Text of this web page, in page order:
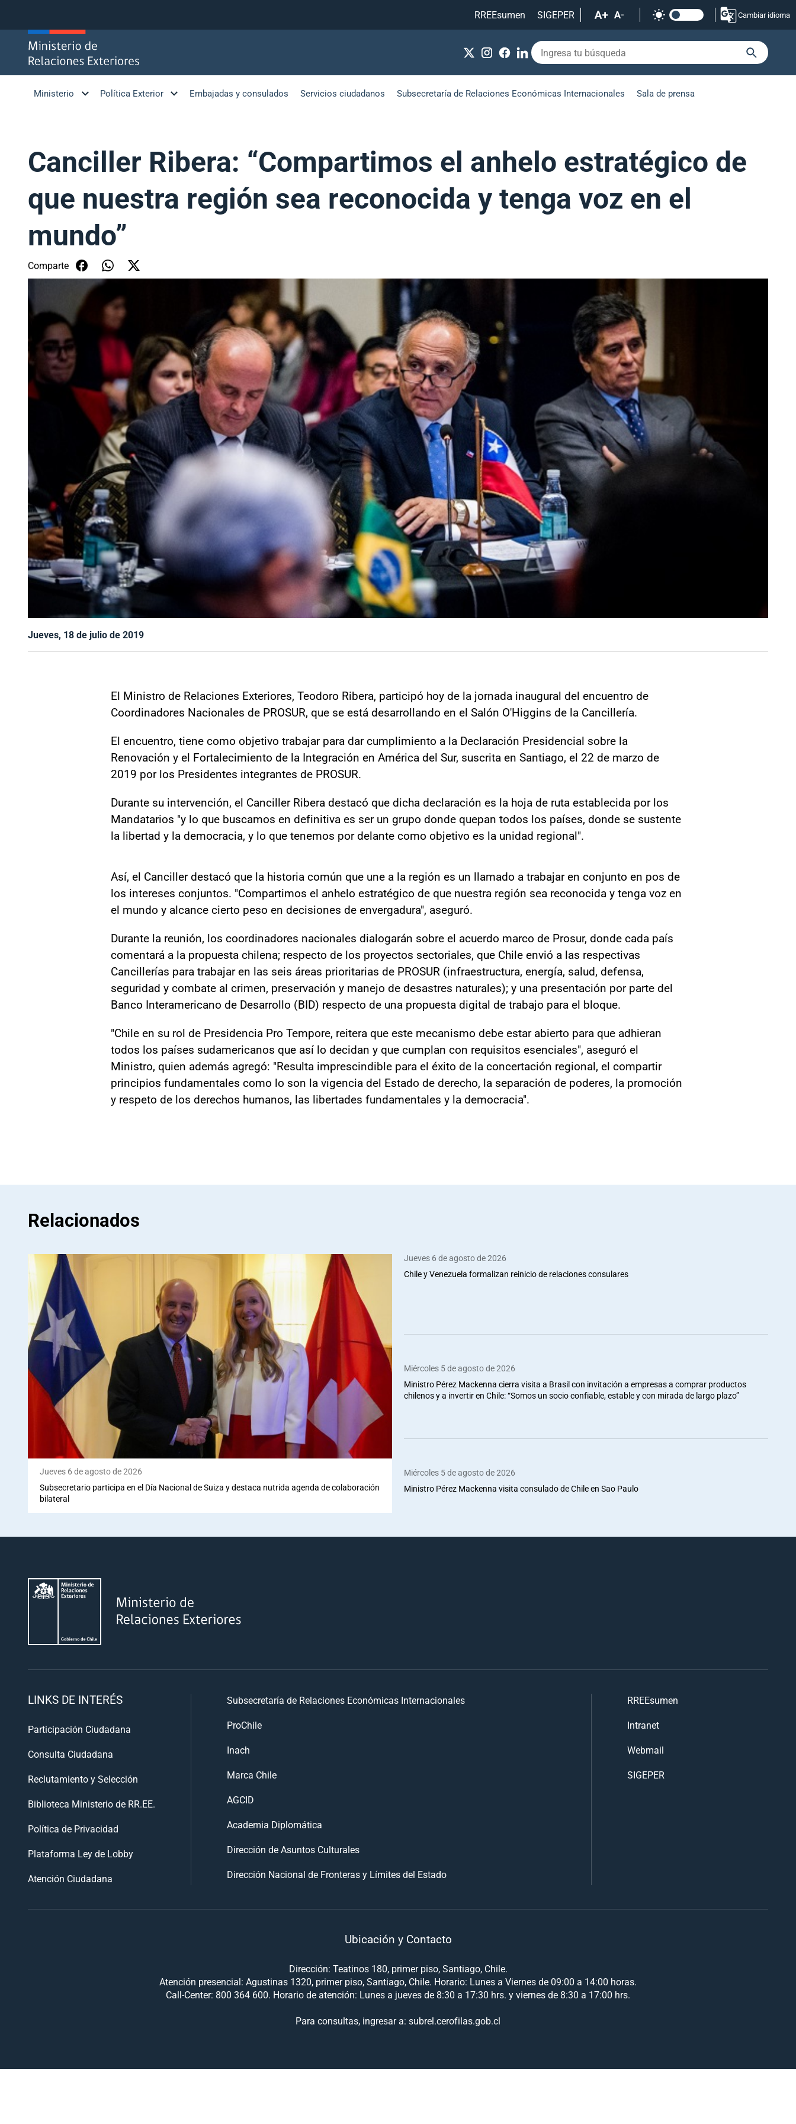
RREEsumen
SIGEPER Cambiar idioma
Ministerio Política Exterior Embajadas y consulados Servicios ciudadanos Subsecretaría de Relaciones Económicas Internacionales Sala de prensa
Canciller Ribera: “Compartimos el anhelo estratégico de
que nuestra región sea reconocida y tenga voz en el
mundo”
Comparte
Jueves, 18 de julio de 2019
El Ministro de Relaciones Exteriores, Teodoro Ribera, participó hoy de la jornada inaugural del encuentro de
Coordinadores Nacionales de PROSUR, que se está desarrollando en el Salón O'Higgins de la Cancillería.
El encuentro, tiene como objetivo trabajar para dar cumplimiento a la Declaración Presidencial sobre la
Renovación y el Fortalecimiento de la Integración en América del Sur, suscrita en Santiago, el 22 de marzo de
2019 por los Presidentes integrantes de PROSUR.
Durante su intervención, el Canciller Ribera destacó que dicha declaración es la hoja de ruta establecida por los
Mandatarios "y lo que buscamos en definitiva es ser un grupo donde quepan todos los países, donde se sustente
la libertad y la democracia, y lo que tenemos por delante como objetivo es la unidad regional".
Así, el Canciller destacó que la historia común que une a la región es un llamado a trabajar en conjunto en pos de
los intereses conjuntos. "Compartimos el anhelo estratégico de que nuestra región sea reconocida y tenga voz en
el mundo y alcance cierto peso en decisiones de envergadura", aseguró.
Durante la reunión, los coordinadores nacionales dialogarán sobre el acuerdo marco de Prosur, donde cada país
comentará a la propuesta chilena; respecto de los proyectos sectoriales, que Chile envió a las respectivas
Cancillerías para trabajar en las seis áreas prioritarias de PROSUR (infraestructura, energía, salud, defensa,
seguridad y combate al crimen, preservación y manejo de desastres naturales); y una presentación por parte del
Banco Interamericano de Desarrollo (BID) respecto de una propuesta digital de trabajo para el bloque.
"Chile en su rol de Presidencia Pro Tempore, reitera que este mecanismo debe estar abierto para que adhieran
todos los países sudamericanos que así lo decidan y que cumplan con requisitos esenciales", aseguró el
Ministro, quien además agregó: "Resulta imprescindible para el éxito de la concertación regional, el compartir
principios fundamentales como lo son la vigencia del Estado de derecho, la separación de poderes, la promoción
y respeto de los derechos humanos, las libertades fundamentales y la democracia".
Relacionados
Jueves 6 de agosto de 2026
Subsecretario participa en el Día Nacional de Suiza y destaca nutrida agenda de colaboración
bilateral
Jueves 6 de agosto de 2026
Chile y Venezuela formalizan reinicio de relaciones consulares
Miércoles 5 de agosto de 2026
Ministro Pérez Mackenna cierra visita a Brasil con invitación a empresas a comprar productos
chilenos y a invertir en Chile: “Somos un socio confiable, estable y con mirada de largo plazo”
Miércoles 5 de agosto de 2026
Ministro Pérez Mackenna visita consulado de Chile en Sao Paulo
LINKS DE INTERÉS
Participación Ciudadana
Consulta Ciudadana
Reclutamiento y Selección
Biblioteca Ministerio de RR.EE.
Política de Privacidad
Plataforma Ley de Lobby
Atención Ciudadana
Subsecretaría de Relaciones Económicas Internacionales
ProChile
Inach
Marca Chile
AGCID
Academia Diplomática
Dirección de Asuntos Culturales
Dirección Nacional de Fronteras y Límites del Estado
RREEsumen
Intranet
Webmail
SIGEPER
Ubicación y Contacto
Dirección: Teatinos 180, primer piso, Santiago, Chile.
Atención presencial: Agustinas 1320, primer piso, Santiago, Chile. Horario: Lunes a Viernes de 09:00 a 14:00 horas.
Call-Center: 800 364 600. Horario de atención: Lunes a jueves de 8:30 a 17:30 hrs. y viernes de 8:30 a 17:00 hrs.
Para consultas, ingresar a: subrel.cerofilas.gob.cl